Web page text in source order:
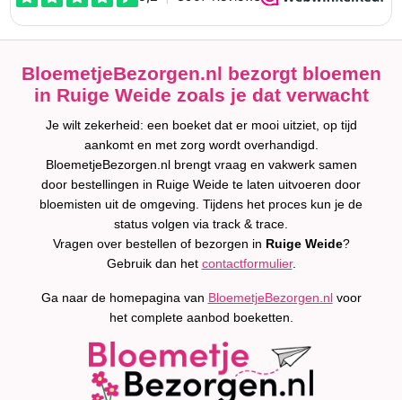
BloemetjeBezorgen.nl bezorgt bloemen
in Ruige Weide zoals je dat verwacht
Je wilt zekerheid: een boeket dat er mooi uitziet, op tijd
aankomt en met zorg wordt overhandigd.
BloemetjeBezorgen.nl brengt vraag en vakwerk samen
door bestellingen in Ruige Weide te laten uitvoeren door
bloemisten uit de omgeving. Tijdens het proces kun je de
status volgen via track & trace.
Vragen over bestellen of bezorgen in Ruige Weide?
Gebruik dan het contactformulier.
Ga naar de homepagina van BloemetjeBezorgen.nlvoor
het complete aanbod boeketten.